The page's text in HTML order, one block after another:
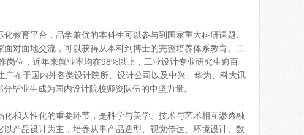
育平台，品学兼优的本科生可以参与到国家重大科研课题、
对面地交流，可以获得从本科到博士的完整培养体系教育。工
位，近年来就业率均在98%以上，工业设计专业研究生逾百
布于国内外各类设计院所、设计公司以及中兴、华为、科大讯
毕业生成为国内设计院校师资队伍的中坚力量。
人性化的重要环节，是科学与美学、技术与艺术相互渗透融
产品设计为主，培养从事产品造型、视觉传达、环境设计、数